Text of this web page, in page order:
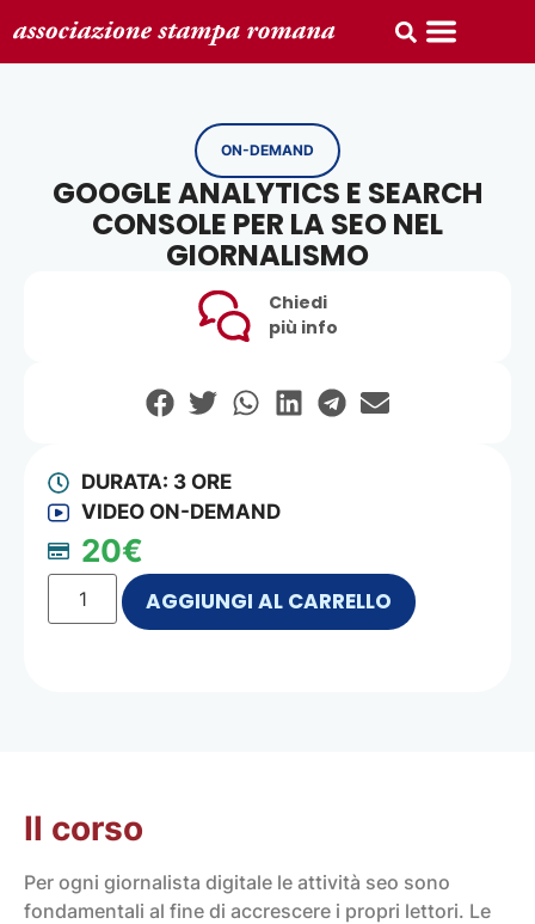
ON-DEMAND
GOOGLE ANALYTICS E SEARCH
CONSOLE PER LA SEO NEL
GIORNALISMO
Chiedi
più info
DURATA: 3 ORE
VIDEO ON-DEMAND
20€
AGGIUNGI AL CARRELLO
Il corso
Per ogni giornalista digitale le attività seo sono
fondamentali al fine di accrescere i propri lettori. Le